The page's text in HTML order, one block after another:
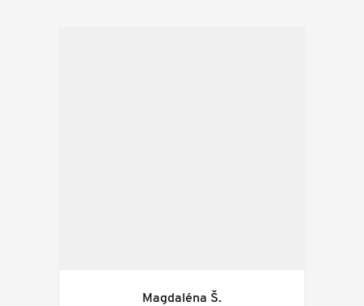
Magdaléna Š.